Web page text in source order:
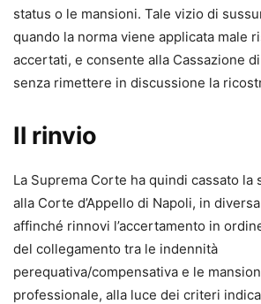
status o le mansioni. Tale vizio di
quando la norma viene applicata male
accertati, e consente alla Cassazione
senza rimettere in discussione la
Il rinvio
La Suprema Corte ha quindi cassato la
alla Corte d’Appello di Napoli, in
affinché rinnovi l’accertamento in
del collegamento tra le indennità
perequativa/compensativa e le
professionale, alla luce dei criteri